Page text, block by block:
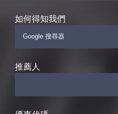
如何得知我們
推薦人